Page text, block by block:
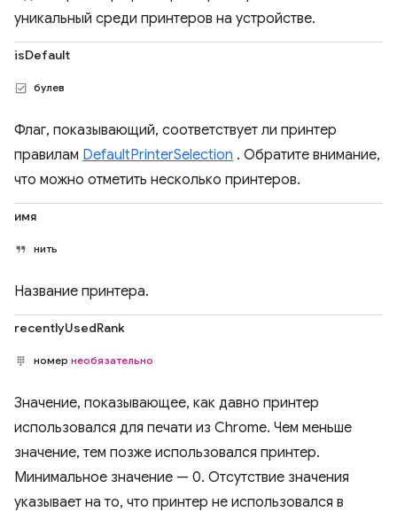
уникальный среди принтеров на устройстве.
isDefault
булев
Флаг, показывающий, соответствует ли принтер
правилам DefaultPrinterSelection . Обратите внимание,
что можно отметить несколько принтеров.
имя
нить
Название принтера.
recentlyUsedRank
номер необязательно
Значение, показывающее, как давно принтер
использовался для печати из Chrome. Чем меньше
значение, тем позже использовался принтер.
Минимальное значение — 0. Отсутствие значения
указывает на то, что принтер не использовался в